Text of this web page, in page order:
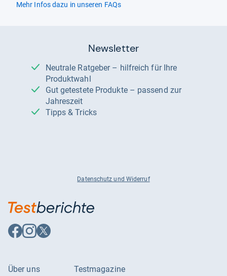
Mehr Infos dazu in unseren FAQs
Newsletter
Neutrale Ratgeber – hilfreich für Ihre
Produktwahl
Gut getestete Produkte – passend zur
Jahreszeit
Tipps & Tricks
Datenschutz und Widerruf
Auf
Facebook
Auf
Instagram
Auf
X
Über uns Testmagazine